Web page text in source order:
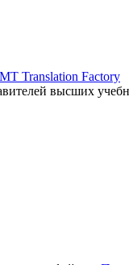
Translation Factory
высших